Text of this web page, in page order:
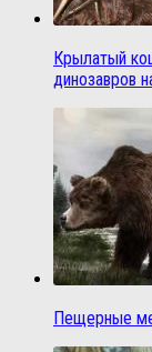
Крылатый
динозавров
Пещерные